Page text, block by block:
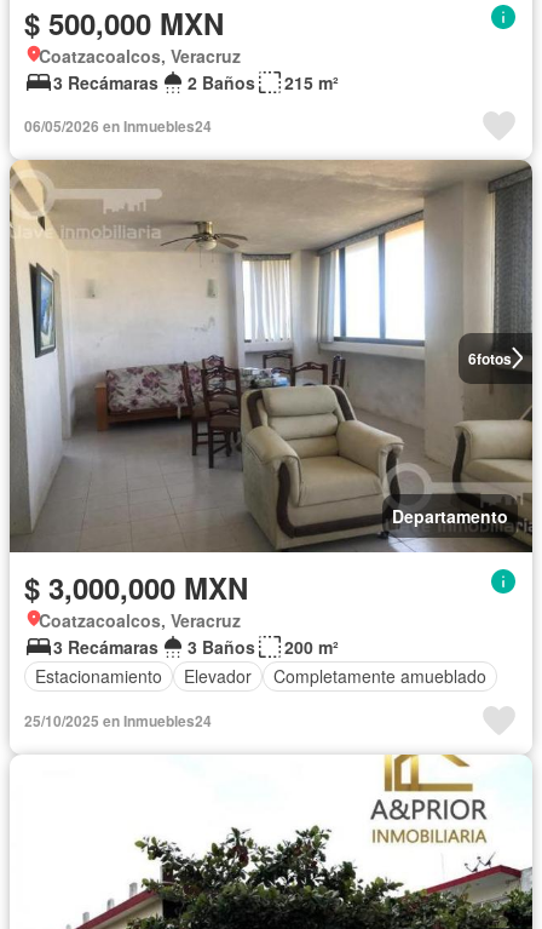
$ 500,000 MXN
Coatzacoalcos, Veracruz
3 Recámaras
2 Baños 215 m²
06/05/2026 en Inmuebles24
6fotos
Departamento
$ 3,000,000 MXN
Coatzacoalcos, Veracruz
3 Recámaras
3 Baños
200 m²
Estacionamiento
Elevador Completamente amueblado
25/10/2025 en Inmuebles24